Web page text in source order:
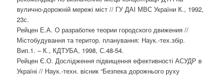
вулично-дорожній мережі міст // ГУ ДАІ МВС України К., 1992,
23с.
Рейцен Е.А. О разработке теории городского движения //
Містобудування та територ. планування: Наук.-тех.збір.
Вип.1. – К., КДТУБА, 1998, С.48-54.
Рейцен Є.О. Дослідження підвищення ефективності АСУДР в
Україні // Наук.-техн. вісник “Безпека дорожнього руху